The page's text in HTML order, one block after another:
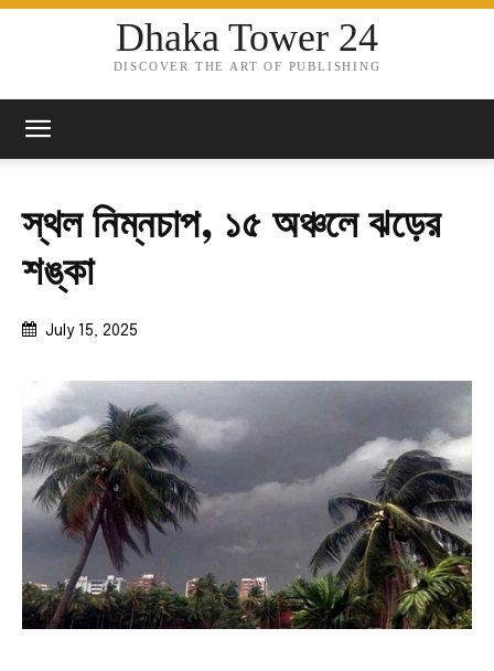
Dhaka Tower 24
DISCOVER THE ART OF PUBLISHING
স্থল নিম্নচাপ, ১৫ অঞ্চলে ঝড়ের
শঙ্কা
July 15, 2025